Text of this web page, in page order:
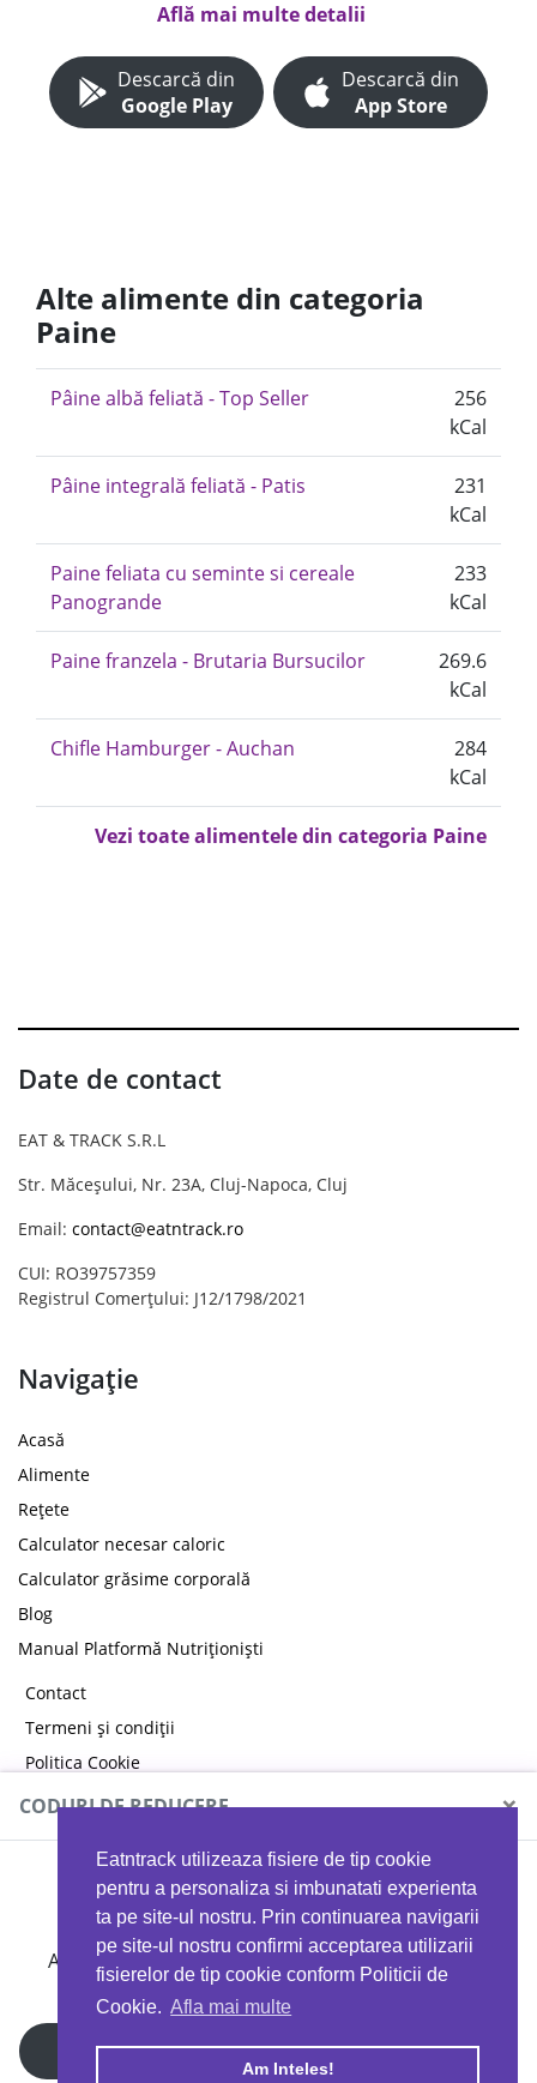
Eatntrack utilizeaza fisiere de tip cookie
pentru a personaliza si imbunatati experienta
ta pe site-ul nostru. Prin continuarea navigarii
pe site-ul nostru confirmi acceptarea utilizarii
fisierelor de tip cookie conform Politicii de
Cookie. Afla mai multe
Am Inteles!
Află mai multe detalii
Descarcă din
Google Play
Descarcă din
App Store
Alte alimente din categoria
Paine
Pâine albă feliată - Top Seller
256
kCal
Pâine integrală feliată - Patis
231
kCal
Paine feliata cu seminte si cereale
Panogrande
233
kCal
Paine franzela - Brutaria Bursucilor
269.6
kCal
Chifle Hamburger - Auchan
284
kCal
Vezi toate alimentele din categoria Paine
Date de contact
EAT & TRACK S.R.L
Str. Măceșului, Nr. 23A, Cluj-Napoca, Cluj
Email: contact@eatntrack.ro
CUI: RO39757359
Registrul Comerțului: J12/1798/2021
Navigație
Acasă
Alimente
Rețete
Calculator necesar caloric
Calculator grăsime corporală
Blog
Manual Platformă Nutriționiști
Contact
Termeni și condiții
Politica Cookie
Politica de confidențialitate
CODURI DE REDUCERE ×
MYPROTEIN
Ai 40%reducere la orice comandă folosind codul
EATTRACK
Profită acum